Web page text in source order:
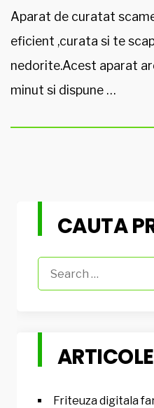
Aparat de curatat
eficient ,curata si te
nedorite.Acest aparat
minut si dispune …
CAUTA
for:
Friteuza digitala